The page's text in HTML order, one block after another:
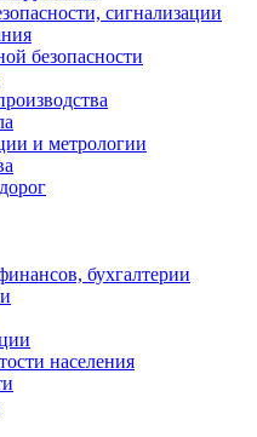
сигнализации
безопасности
и метрологии
бухгалтерии
населения